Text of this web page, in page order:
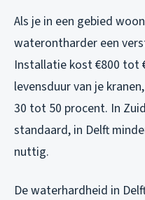
Als je in een gebied
waterontharder een
Installatie kost €800 tot
levensduur van je
30 tot 50 procent. In
standaard, in Delft
nuttig.
De waterhardheid in